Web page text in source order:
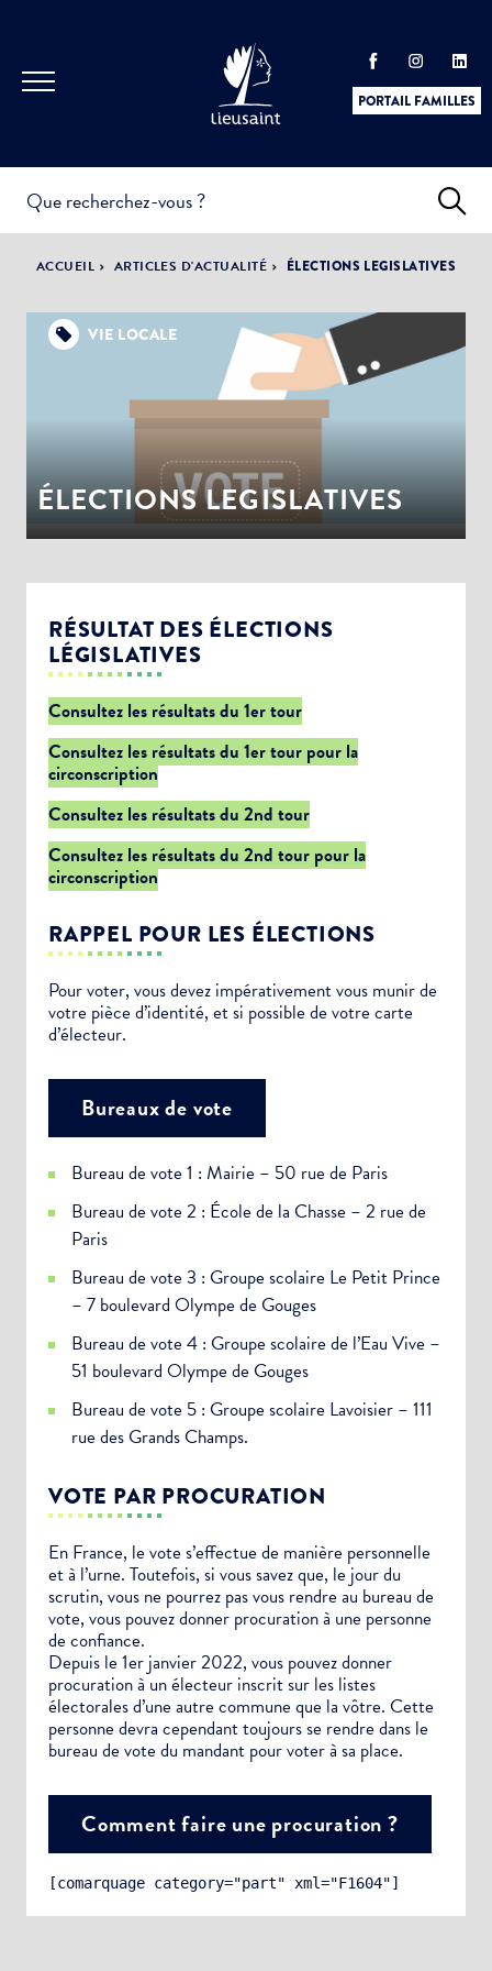
PORTAIL FAMILLES
PRATIQUES &
DÉMARCHES
ACTUALITÉS &
ÉVÈNEMENTS
LA VILLE
DÉMOCRATIE
PARTICIPATIVE
ACCUEIL ARTICLES D'ACTUALITÉ ÉLECTIONS LEGISLATIVES
VIE LOCALE
ÉLECTIONS LEGISLATIVES
RÉSULTAT DES ÉLECTIONS
LÉGISLATIVES
Consultez les résultats du 1er tour
Consultez les résultats du 1er tour pour la
circonscription
Consultez les résultats du 2nd tour
Consultez les résultats du 2nd tour pour la
circonscription
RAPPEL POUR LES ÉLECTIONS
Pour voter, vous devez impérativement vous munir de
votre pièce d’identité, et si possible de votre carte
d’électeur.
Bureaux de vote
Bureau de vote 1 : Mairie – 50 rue de Paris
Bureau de vote 2 : École de la Chasse – 2 rue de
Paris
Bureau de vote 3 : Groupe scolaire Le Petit Prince
– 7 boulevard Olympe de Gouges
Bureau de vote 4 : Groupe scolaire de l’Eau Vive –
51 boulevard Olympe de Gouges
Bureau de vote 5 : Groupe scolaire Lavoisier – 111
rue des Grands Champs.
VOTE PAR PROCURATION
En France, le vote s’effectue de manière personnelle
et à l’urne. Toutefois, si vous savez que, le jour du
scrutin, vous ne pourrez pas vous rendre au bureau de
vote, vous pouvez donner procuration à une personne
de confiance.
Depuis le 1er janvier 2022, vous pouvez donner
procuration à un électeur inscrit sur les listes
électorales d’une autre commune que la vôtre. Cette
personne devra cependant toujours se rendre dans le
bureau de vote du mandant pour voter à sa place.
Comment faire une procuration ?
[comarquage category="part" xml="F1604"]